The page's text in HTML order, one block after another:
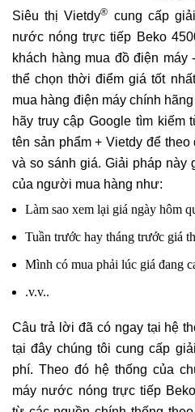
Siêu thị Vietdy® cung cấp
nước nóng trực tiếp Beko
khách hàng mua đồ điện máy
thể chọn thời điểm giá tốt
mua hàng điện máy chính
hãy truy cập Google tìm kiếm
tên sản phẩm + Vietdy để
và so sánh giá. Giải pháp này
của người mua hàng như:
Làm sao xem lại giá ngày hôm
Tuần trước hay tháng trước giá
Mình có mua phải lúc giá đang
.v.v..
Câu trả lời đã có ngay tại hệ
tại đây chúng tôi cung cấp
phí. Theo đó hệ thống của
máy nước nóng trực tiếp